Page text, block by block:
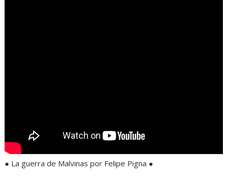
● La guerra de Malvinas por Felipe Pigna ●